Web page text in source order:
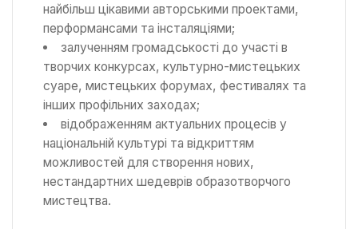
найбільш цікавими авторськими проектами,
перформансами та інсталяціями;
залученням громадськості до участі в
творчих конкурсах, культурно-мистецьких
суаре, мистецьких форумах, фестивалях та
інших профільних заходах;
відображенням актуальних процесів у
національній культурі та відкриттям
можливостей для створення нових,
нестандартних шедеврів образотворчого
мистецтва.